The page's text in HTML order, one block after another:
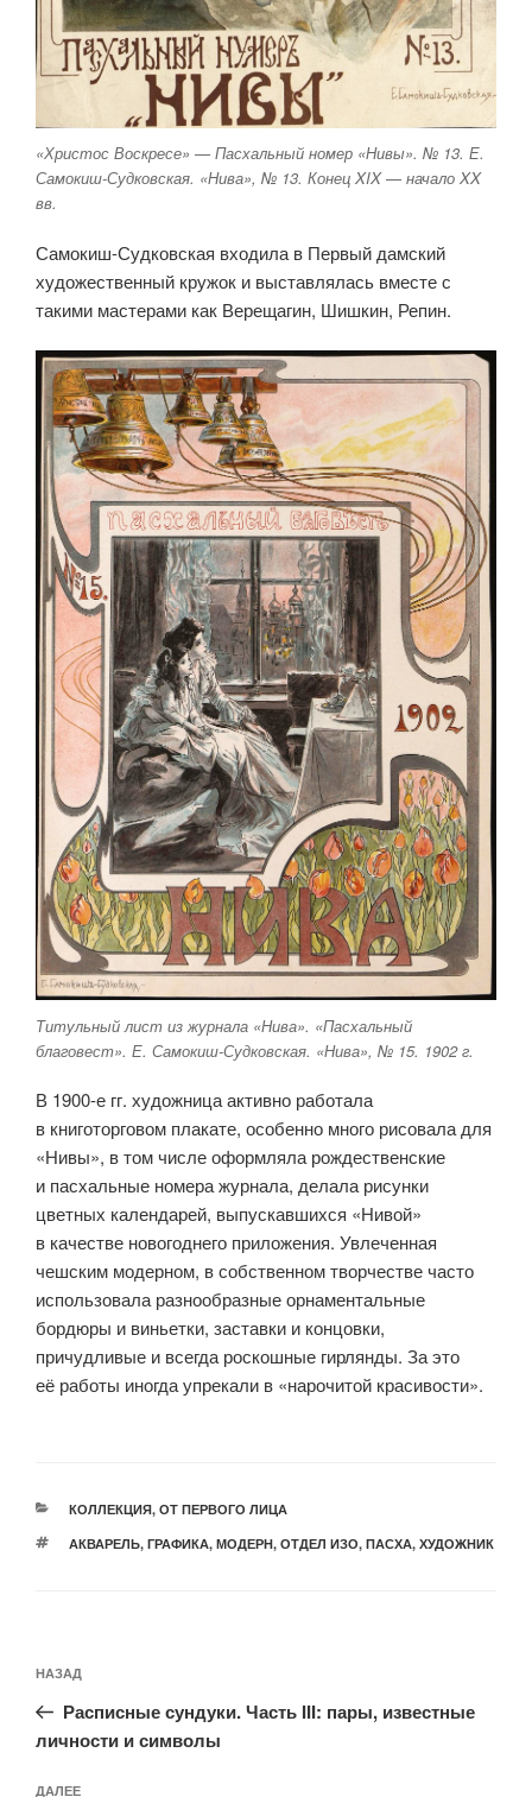
«Христос Воскресе» — Пасхальный номер «Нивы». № 13. Е.
Самокиш-Судковская. «Нива», № 13. Конец XIX — начало XX
вв.
Самокиш-Судковская входила в Первый дамский
художественный кружок и выставлялась вместе с
такими мастерами как Верещагин, Шишкин, Репин.
Титульный лист из журнала «Нива». «Пасхальный
благовест». Е. Самокиш-Судковская. «Нива», № 15. 1902 г.
В 1900-е гг. художница активно работала
в книготорговом плакате, особенно много рисовала для
«Нивы», в том числе оформляла рождественские
и пасхальные номера журнала, делала рисунки
цветных календарей, выпускавшихся «Нивой»
в качестве новогоднего приложения. Увлеченная
чешским модерном, в собственном творчестве часто
использовала разнообразные орнаментальные
бордюры и виньетки, заставки и концовки,
причудливые и всегда роскошные гирлянды. За это
её работы иногда упрекали в «нарочитой красивости».
РУБРИКИ
КОЛЛЕКЦИЯ, ОТ ПЕРВОГО ЛИЦА
МЕТКИ
АКВАРЕЛЬ, ГРАФИКА, МОДЕРН, ОТДЕЛ ИЗО, ПАСХА, ХУДОЖНИК
по
записям
Предыдущая
запись:
НАЗАД
Расписные сундуки. Часть III: пары, известные
личности и символы
ДАЛЕЕ